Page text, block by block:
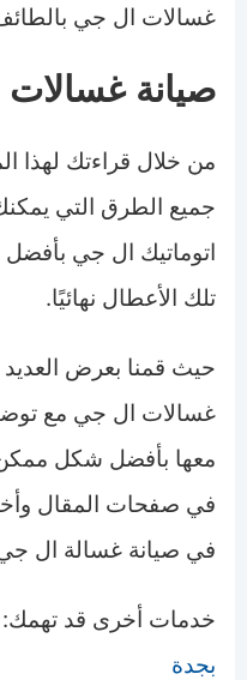
غسالات ال جي
صيانة غسالات
من خلال قراءتك
جميع الطرق التي
اتوماتيك ال جي
تلك الأعطال نهائيًا.
حيث قمنا بعرض
غسالات ال جي مع
معها بأفضل شكل
في صفحات المقال
في صيانة غسالة ال
خدمات أخرى قد تهمك:
بجدة